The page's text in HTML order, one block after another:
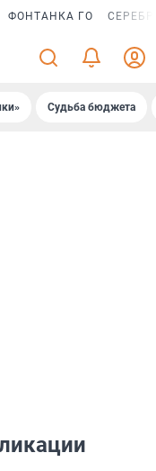
ФОНТАНКА ГО
Судьба бюджета